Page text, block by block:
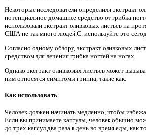
Некоторые исследователи определили экстракт
потенциальное домашнее средство от грибка
использовали экстракт оливковых листьев на
США не так много людей.С. используйте это
Согласно одному обзору, экстракт оливковых
средством для лечения грибка ногтей на ногах.
Однако экстракт оливковых листьев может
ним относятся симптомы гриппа, такие как:
Как использовать
Человек должен начинать медленно, чтобы
Если вы принимаете капсулы, человек обычно
до трех капсул два раза в день во время еды, как